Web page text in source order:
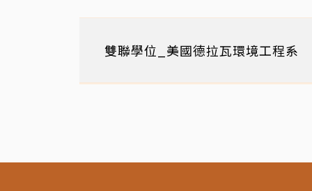
雙聯學位_美國德拉瓦環境工程系